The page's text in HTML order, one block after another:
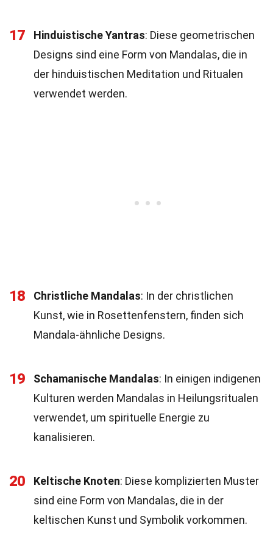
17 Hinduistische Yantras: Diese geometrischen
Designs sind eine Form von Mandalas, die in
der hinduistischen Meditation und Ritualen
verwendet werden.
18 Christliche Mandalas: In der christlichen
Kunst, wie in Rosettenfenstern, finden sich
Mandala-ähnliche Designs.
19 Schamanische Mandalas: In einigen indigenen
Kulturen werden Mandalas in Heilungsritualen
verwendet, um spirituelle Energie zu
kanalisieren.
20 Keltische Knoten: Diese komplizierten Muster
sind eine Form von Mandalas, die in der
keltischen Kunst und Symbolik vorkommen.